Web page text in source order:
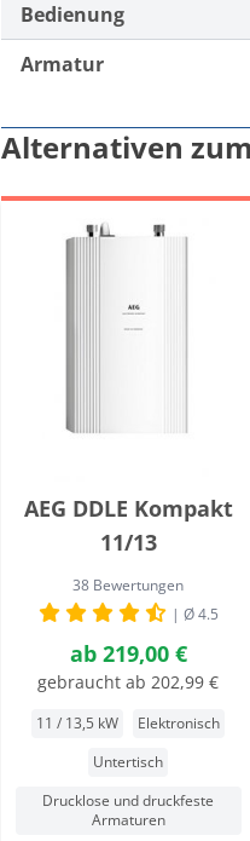
Bedienung
Armatur
Alternativen zum
AEG DDLE Kompakt
11/13
38 Bewertungen
| Ø 4.5
ab219,00 €
gebraucht ab 202,99 €
11 / 13,5 kW
Elektronisch
Untertisch
Drucklose und druckfeste
Armaturen